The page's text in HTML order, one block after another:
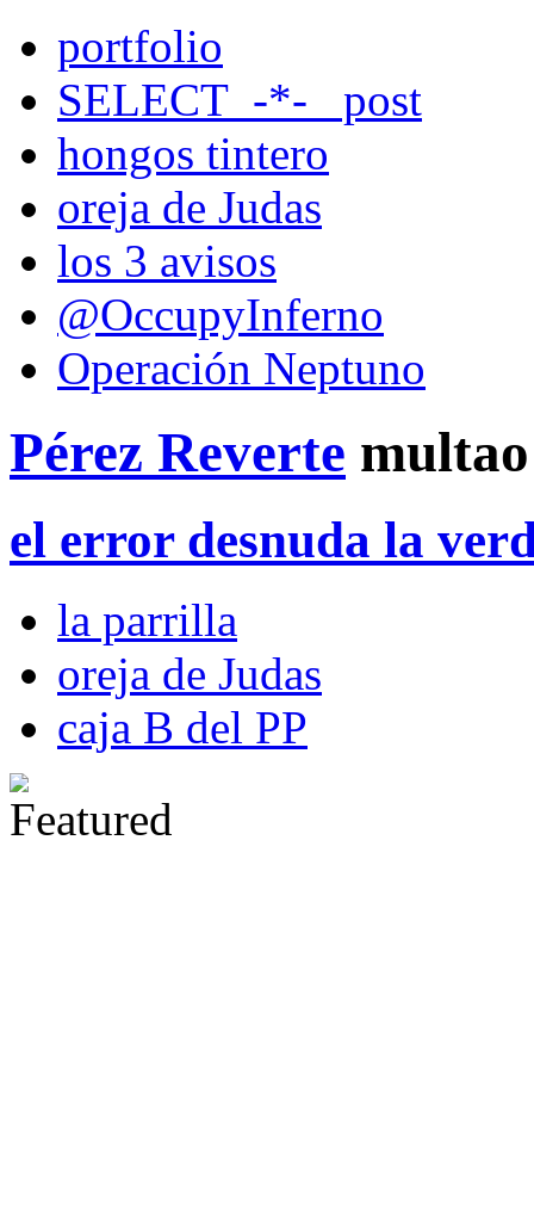
portfolio
SELECT_-*-_ post
hongos tintero
oreja de Judas
los 3 avisos
@OccupyInferno
Operación Neptuno
Pérez Reverte
el error desnuda la
la parrilla
oreja de Judas
caja B del PP